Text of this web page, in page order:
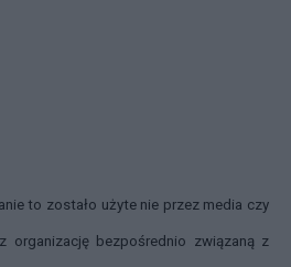
to zostało użyte nie przez media czy
organizację bezpośrednio związaną z